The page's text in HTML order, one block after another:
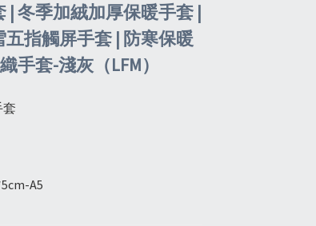
| 冬季加絨加厚保暖手套 |
指觸屏手套 | 防寒保暖
手套-淺灰（LFM）
A5